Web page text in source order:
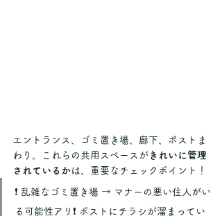
エントランス、ゴミ置き場、廊下、ポストま
わり。これらの共用スペースが きれいに管理
されているか は、重要なチェックポイント！
❗ 乱雑なゴミ置き場 → マナーの悪い住人がい
る可能性アリ❗ ポストにチラシが溜まってい